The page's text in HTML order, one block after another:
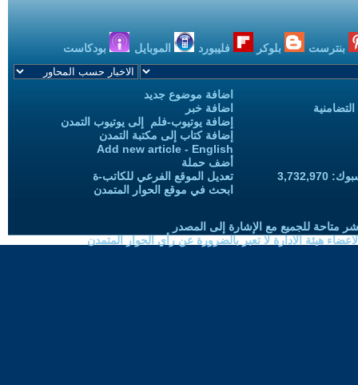
بنترست بلوكر فليبورد الموبايل بودكاست
اضافة موضوع جديد
اضافة خبر
إضافة يوتيوب-فلم إلى يوتيوب التمدن
إضافة كتاب إلى مكتبة التمدن
Add new article - English
أضف حملة
تعديل الموقع الفرعي للكاتب-ة
ابحث في موقع الحوار المتمدن
متاحة للجميع مع الإشارة إلى المصدر
هيئة الادارة لا تعبر بالضرورة عن رأي الحوار المتمدن